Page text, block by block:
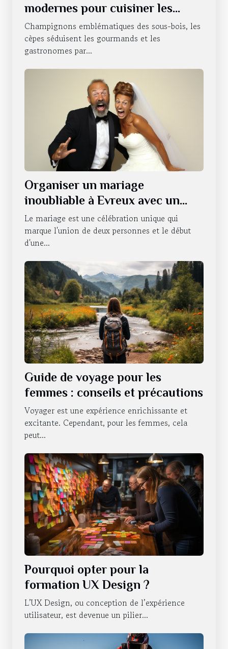
modernes pour cuisiner les
cèpes
Champignons emblématiques des sous-bois, les
cèpes séduisent les gourmands et les
gastronomes par...
Organiser un mariage
inoubliable à Evreux avec un
photobooth
Le mariage est une célébration unique qui
marque l'union de deux personnes et le début
d'une...
Guide de voyage pour les
femmes : conseils et précautions
Voyager est une expérience enrichissante et
excitante. Cependant, pour les femmes, cela
peut...
Pourquoi opter pour la
formation UX Design ?
L’UX Design, ou conception de l’expérience
utilisateur, est devenue un pilier...